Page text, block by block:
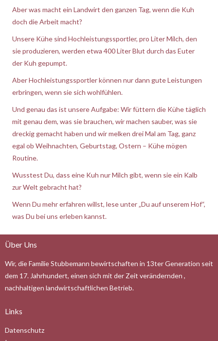
Aber was macht ein Landwirt den ganzen Tag, wenn die Kuh
doch die Arbeit macht?
Unsere Kühe sind Hochleistungssportler, pro Liter Milch, den
sie produzieren, werden etwa 400 Liter Blut durch das Euter
der Kuh gepumpt.
Aber Hochleistungssportler können nur dann gute Leistungen
erbringen, wenn sie sich wohlfühlen.
Und genau das ist unsere Aufgabe: Wir füttern die Kühe täglich
mit genau dem, was sie brauchen, wir machen sauber, was sie
dreckig gemacht haben und wir melken drei Mal am Tag, ganz
egal ob Weihnachten, Geburtstag, Ostern – Kühe mögen
Routine.
Wusstest Du, dass eine Kuh nur Milch gibt, wenn sie ein Kalb
zur Welt gebracht hat?
Wenn Du mehr erfahren willst, lese unter „Du auf unserem Hof“,
was Du bei uns erleben kannst.
Über Uns
Wir, die Familie Stubbemann bewirtschaften in 13ter Generation seit
dem 17. Jahrhundert, einen sich mit der Zeit verändernden ,
nachhaltigen landwirtschaftlichen Betrieb.
Links
Datenschutz